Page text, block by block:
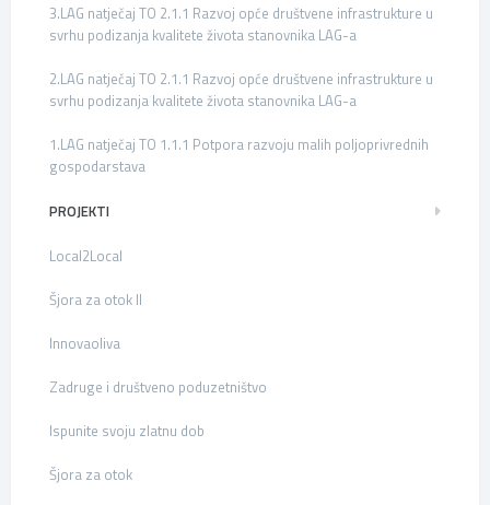
3.LAG natječaj TO 2.1.1 Razvoj opće društvene infrastrukture u
svrhu podizanja kvalitete života stanovnika LAG-a
2.LAG natječaj TO 2.1.1 Razvoj opće društvene infrastrukture u
svrhu podizanja kvalitete života stanovnika LAG-a
1.LAG natječaj TO 1.1.1 Potpora razvoju malih poljoprivrednih
gospodarstava
PROJEKTI
Local2Local
Šjora za otok II
Innovaoliva
Zadruge i društveno poduzetništvo
Ispunite svoju zlatnu dob
Šjora za otok